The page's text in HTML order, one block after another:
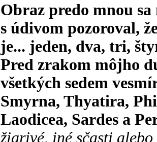
Obraz predo mnou
s údivom pozoroval,
je... jeden, dva, tri,
Pred zrakom môjho
všetkých sedem
Smyrna, Thyatira,
Laodicea, Sardes a
žiarivé, iné sčasti